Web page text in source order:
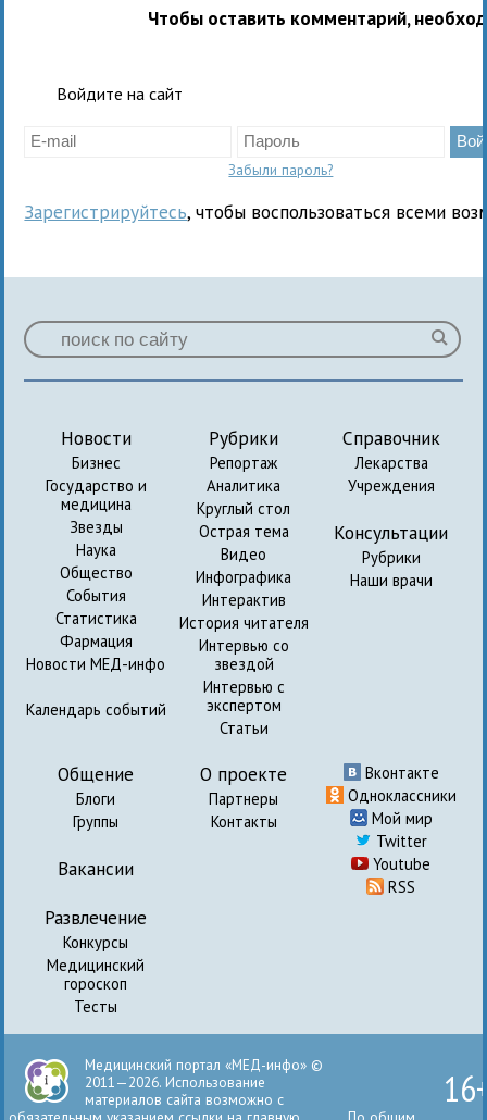
Чтобы оставить комментарий,
Войдите на сайт
Забыли пароль?
Зарегистрируйтесь, чтобы воспользоваться всеми
Новости
Бизнес
Государство и
медицина
Звезды
Наука
Общество
События
Статистика
Фармация
Новости МЕД-инфо
Календарь событий
Рубрики
Репортаж
Аналитика
Круглый стол
Острая тема
Видео
Инфографика
Интерактив
История читателя
Интервью со
звездой
Интервью с
экспертом
Статьи
Справочник
Лекарства
Учреждения
Консультации
Рубрики
Наши врачи
Общение
Блоги
Группы
Вакансии
Развлечение
Конкурсы
Медицинский
гороскоп
Тесты
О проекте
Партнеры
Контакты
Вконтакте
Одноклассники
Мой мир
Twitter
Youtube
RSS
Медицинский портал «МЕД-инфо» ©
2011—2026. Использование
материалов сайта возможно с